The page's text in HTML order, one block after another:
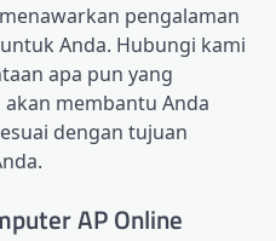
pengalaman
Anda. Hubungi kami
apa pun yang
membantu Anda
dengan tujuan
AP Online